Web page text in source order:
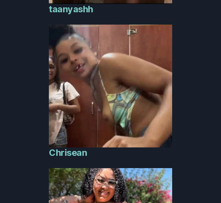
taanyashh
Chrisean